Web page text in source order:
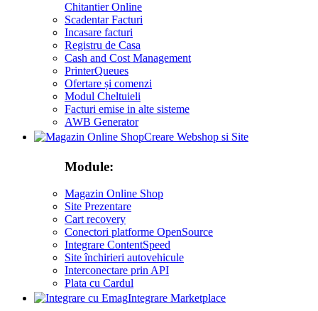
Chitantier Online
Scadentar Facturi
Incasare facturi
Registru de Casa
Cash and Cost Management
PrinterQueues
Ofertare și comenzi
Modul Cheltuieli
Facturi emise in alte sisteme
AWB Generator
Creare Webshop si Site
Module:
Magazin Online Shop
Site Prezentare
Cart recovery
Conectori platforme OpenSource
Integrare ContentSpeed
Site închirieri autovehicule
Interconectare prin API
Plata cu Cardul
Integrare Marketplace